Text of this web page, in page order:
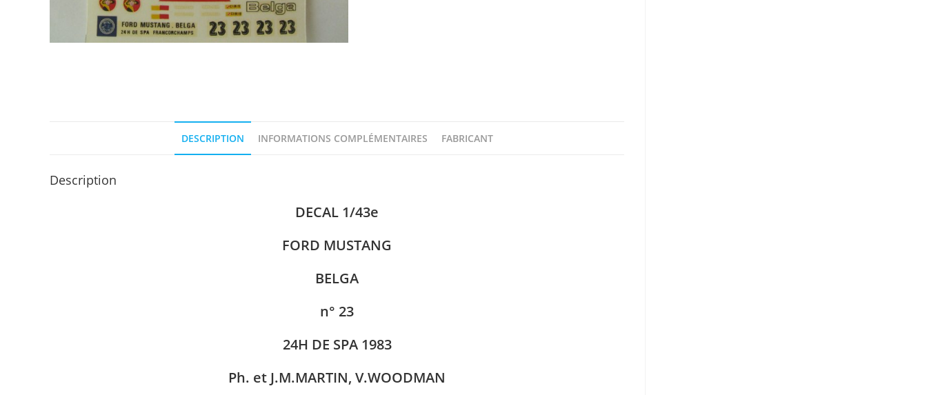
DESCRIPTION INFORMATIONS COMPLÉMENTAIRES FABRICANT
Description
DECAL 1/43e
FORD MUSTANG
BELGA
n° 23
24H DE SPA 1983
Ph. et J.M.MARTIN, V.WOODMAN